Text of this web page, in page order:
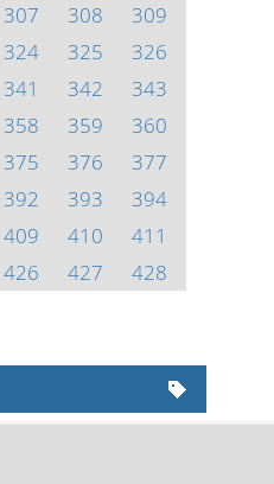
307 308
309
324 325
326
341 342
343
358 359
360
375 376
377
392 393
394
409 410
411
426 427
428